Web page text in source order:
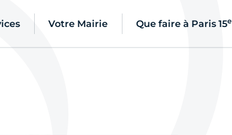
Votre Mairie Que faire à Paris 15e